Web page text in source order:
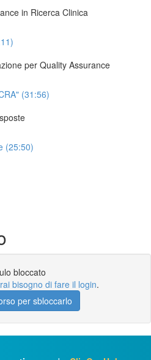
in Ricerca Clinica
per Quality Assurance
(31:56)
(25:50)
bloccato
bisogno di fare il login.
per sbloccarlo